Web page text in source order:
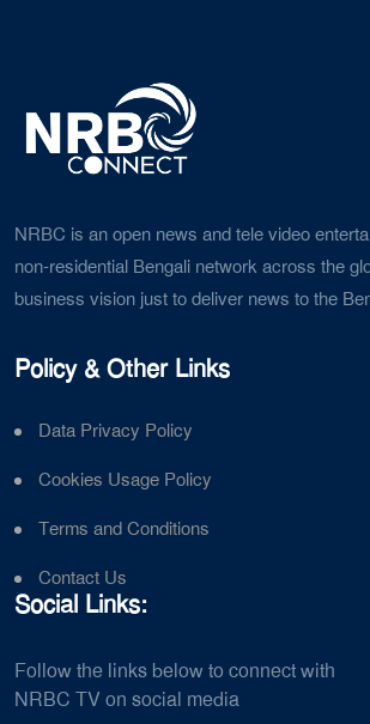
NRBC is an open news and tele video
non-residential Bengali network across the
business vision just to deliver news to the
Policy & Other Links
Data Privacy Policy
Cookies Usage Policy
Terms and Conditions
Contact Us
Social Links:
Follow the links below to connect with
NRBC TV on social media